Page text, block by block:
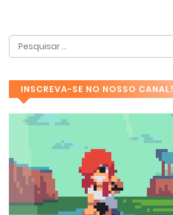
INSCREVA-SE NO NOSSO CANAL!